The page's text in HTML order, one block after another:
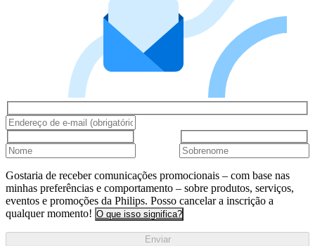
Gostaria de receber comunicações promocionais – com base nas
minhas preferências e comportamento – sobre produtos, serviços,
eventos e promoções da Philips. Posso cancelar a inscrição a
qualquer momento! O que isso significa?
Enviar